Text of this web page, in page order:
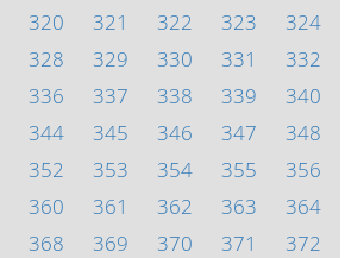
320 321 322 323
324
328 329 330 331
332
336 337 338 339
340
344 345 346 347
348
352 353 354 355
356
360 361 362 363
364
368 369 370 371
372